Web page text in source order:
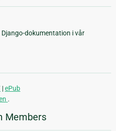
Django-dokumentation i vår
|ePub
.
Members